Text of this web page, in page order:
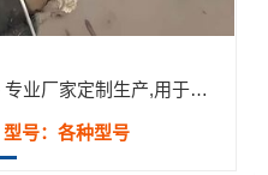
液压升降坝（液压活动坝）- 专业厂家定制生产,用于河道/防汛工程
型号：各种型号